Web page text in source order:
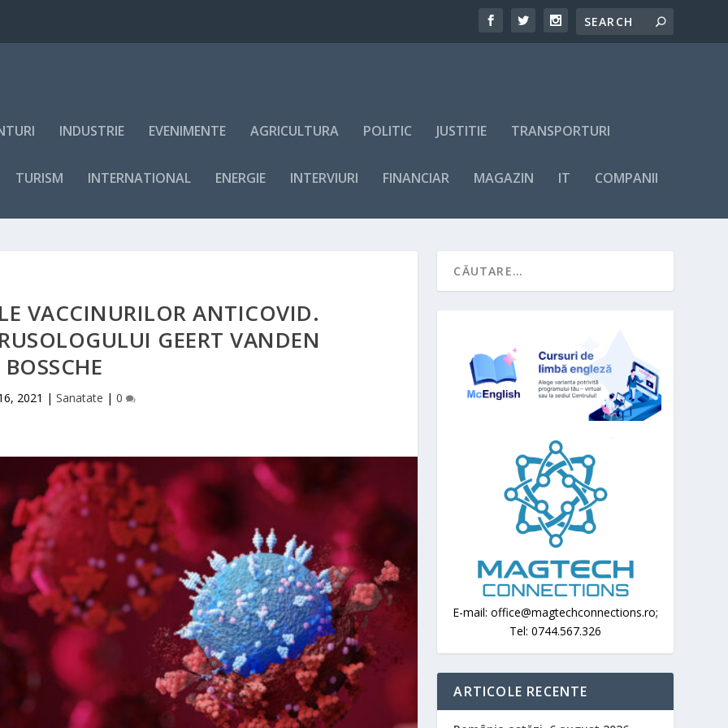
INDUSTRIE EVENIMENTE AGRICULTURA POLITIC JUSTITIE TRANSPORTURI
TURISM INTERNATIONAL ENERGIE INTERVIURI FINANCIAR MAGAZIN IT COMPANII
VACCINURILOR ANTICOVID.
GEERT VANDEN
BOSSCHE
2021 | Sanatate | 0
E-mail: office@magtechconnections.ro;
Tel: 0744.567.326
ARTICOLE RECENTE